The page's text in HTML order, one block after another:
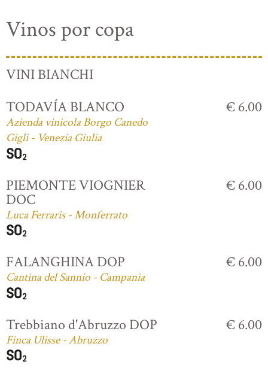
Vinos por copa
VINI BIANCHI
TODAVÍA BLANCO
Azienda vinicola Borgo Canedo
Gigli - Venezia Giulia
€ 6.00
PIEMONTE VIOGNIER
DOC
Luca Ferraris - Monferrato
€ 6.00
FALANGHINA DOP
Cantina del Sannio - Campania
€ 6.00
Trebbiano d'Abruzzo DOP
Finca Ulisse - Abruzzo
€ 6.00